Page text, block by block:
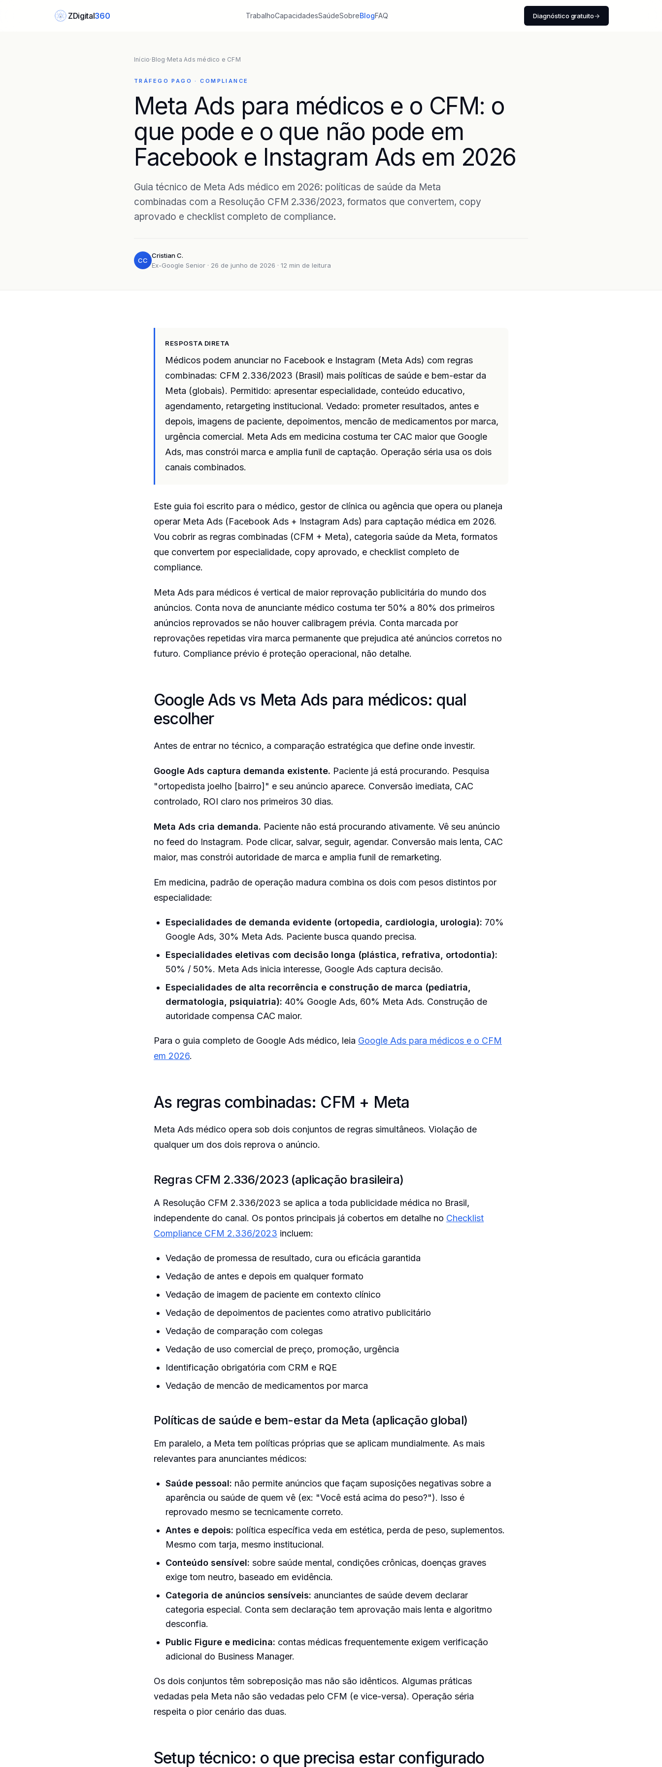
Z ZDigital360 TrabalhoCapacidadesSaúdeSobreBlogFAQ Diagnóstico gratuito→
Início· Blog ·Meta Ads médico e CFM
TRÁFEGO PAGO · COMPLIANCE
Meta Ads para médicos e o CFM: o
que pode e o que não pode em
Facebook e Instagram Ads em 2026
Guia técnico de Meta Ads médico em 2026: políticas de saúde da Meta
combinadas com a Resolução CFM 2.336/2023, formatos que convertem, copy
aprovado e checklist completo de compliance.
CC
Cristian C.
Ex-Google Senior · 26 de junho de 2026 · 12 min de leitura
RESPOSTA DIRETA
Médicos podem anunciar no Facebook e Instagram (Meta Ads) com regras
combinadas: CFM 2.336/2023 (Brasil) mais políticas de saúde e bem-estar da
Meta (globais). Permitido: apresentar especialidade, conteúdo educativo,
agendamento, retargeting institucional. Vedado: prometer resultados, antes e
depois, imagens de paciente, depoimentos, mencão de medicamentos por marca,
urgência comercial. Meta Ads em medicina costuma ter CAC maior que Google
Ads, mas constrói marca e amplia funil de captação. Operação séria usa os dois
canais combinados.
Este guia foi escrito para o médico, gestor de clínica ou agência que opera ou planeja
operar Meta Ads (Facebook Ads + Instagram Ads) para captação médica em 2026.
Vou cobrir as regras combinadas (CFM + Meta), categoria saúde da Meta, formatos
que convertem por especialidade, copy aprovado, e checklist completo de
compliance.
Meta Ads para médicos é vertical de maior reprovação publicitária do mundo dos
anúncios. Conta nova de anunciante médico costuma ter 50% a 80% dos primeiros
anúncios reprovados se não houver calibragem prévia. Conta marcada por
reprovações repetidas vira marca permanente que prejudica até anúncios corretos no
futuro. Compliance prévio é proteção operacional, não detalhe.
Google Ads vs Meta Ads para médicos: qual
escolher
Antes de entrar no técnico, a comparação estratégica que define onde investir.
Google Ads captura demanda existente. Paciente já está procurando. Pesquisa
"ortopedista joelho [bairro]" e seu anúncio aparece. Conversão imediata, CAC
controlado, ROI claro nos primeiros 30 dias.
Meta Ads cria demanda. Paciente não está procurando ativamente. Vê seu anúncio
no feed do Instagram. Pode clicar, salvar, seguir, agendar. Conversão mais lenta, CAC
maior, mas constrói autoridade de marca e amplia funil de remarketing.
Em medicina, padrão de operação madura combina os dois com pesos distintos por
especialidade:
Especialidades de demanda evidente (ortopedia, cardiologia, urologia): 70%
Google Ads, 30% Meta Ads. Paciente busca quando precisa.
Especialidades eletivas com decisão longa (plástica, refrativa, ortodontia):
50% / 50%. Meta Ads inicia interesse, Google Ads captura decisão.
Especialidades de alta recorrência e construção de marca (pediatria,
dermatologia, psiquiatria): 40% Google Ads, 60% Meta Ads. Construção de
autoridade compensa CAC maior.
Para o guia completo de Google Ads médico, leia Google Ads para médicos e o CFM
em 2026.
As regras combinadas: CFM + Meta
Meta Ads médico opera sob dois conjuntos de regras simultâneos. Violação de
qualquer um dos dois reprova o anúncio.
Regras CFM 2.336/2023 (aplicação brasileira)
A Resolução CFM 2.336/2023 se aplica a toda publicidade médica no Brasil,
independente do canal. Os pontos principais já cobertos em detalhe no Checklist
Compliance CFM 2.336/2023 incluem:
Vedação de promessa de resultado, cura ou eficácia garantida
Vedação de antes e depois em qualquer formato
Vedação de imagem de paciente em contexto clínico
Vedação de depoimentos de pacientes como atrativo publicitário
Vedação de comparação com colegas
Vedação de uso comercial de preço, promoção, urgência
Identificação obrigatória com CRM e RQE
Vedação de mencão de medicamentos por marca
Políticas de saúde e bem-estar da Meta (aplicação global)
Em paralelo, a Meta tem políticas próprias que se aplicam mundialmente. As mais
relevantes para anunciantes médicos:
Saúde pessoal: não permite anúncios que façam suposições negativas sobre a
aparência ou saúde de quem vê (ex: "Você está acima do peso?"). Isso é
reprovado mesmo se tecnicamente correto.
Antes e depois: política específica veda em estética, perda de peso, suplementos.
Mesmo com tarja, mesmo institucional.
Conteúdo sensível: sobre saúde mental, condições crônicas, doenças graves
exige tom neutro, baseado em evidência.
Categoria de anúncios sensíveis: anunciantes de saúde devem declarar
categoria especial. Conta sem declaração tem aprovação mais lenta e algoritmo
desconfia.
Public Figure e medicina: contas médicas frequentemente exigem verificação
adicional do Business Manager.
Os dois conjuntos têm sobreposição mas não são idênticos. Algumas práticas
vedadas pela Meta não são vedadas pelo CFM (e vice-versa). Operação séria
respeita o pior cenário das duas.
Setup técnico: o que precisa estar configurado